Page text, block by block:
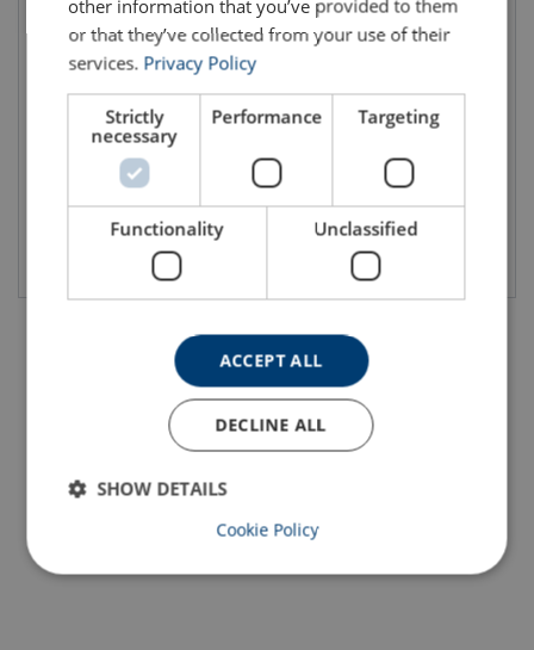
Aluminium rundlås Talurit®
Vis produkt Vis produkt
other information that you’ve provided to them
or that they’ve collected from your use of their
services. Privacy Policy
Strictly
necessary
Performance Targeting
Functionality Unclassified
ACCEPT ALL
DECLINE ALL
SHOW DETAILS
Cookie Policy